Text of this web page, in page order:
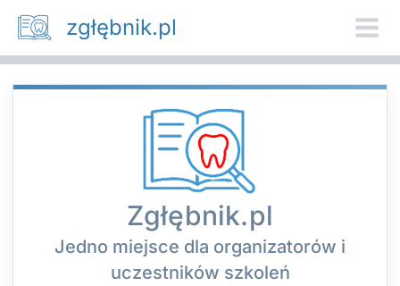
Przejdź
treści
zgłębnik.pl
Zgłębnik.pl
Jedno miejsce dla organizatorów i
uczestników szkoleń